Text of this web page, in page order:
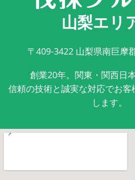
山梨エリ
〒409-3422 山梨県南巨摩
創業20年。関東・関西日
信頼の技術と誠実な対応でお客
します。